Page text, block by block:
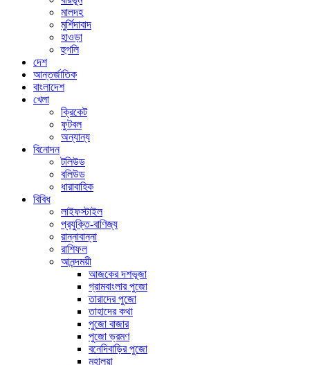
মালদহ
মুর্শিদাবাদ
হাওড়া
হুগলি
দেশ
আন্তর্জাতিক
বাংলাদেশ
খেলা
ক্রিকেট
ফুটবল
অন্যান্য
বিনোদন
টলিউড
বলিউড
ধারাবাহিক
বিবিধ
লাইফস্টাইল
প্রযুক্তি-বাণিজ্য
রান্নাবান্না
রাশিফল
আনন্দময়ী
আজকের দশভূজা
গ্রামবাংলার পুজো
তারাদের পুজো
তাহাদের কথা
পুজো বাজার
পুজো ভ্রমণ
বনেদিবাড়ির পুজো
মহালয়া